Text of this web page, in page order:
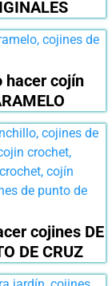
hacer cojín
cojines DE
DE CRUZ